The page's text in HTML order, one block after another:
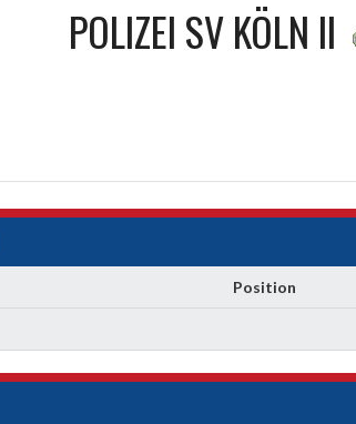
POLIZEI SV KÖLN II
Position